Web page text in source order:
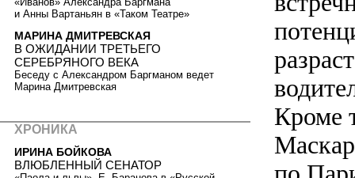
Кроме
и Анны Вартаньян в «Таком Театре»
МАРИНА ДМИТРЕВСКАЯ
В ОЖИДАНИИ ТРЕТЬЕГО
СЕРЕБРЯНОГО ВЕКА
Беседу с Александром Баргманом ведет
Марина Дмитревская
ХРОНИКА
ИРИНА БОЙКОВА
ВЛЮБЛЕННЫЙ СЕНАТОР